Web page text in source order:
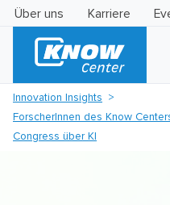
Über uns Karriere
Innovation Insights
ForscherInnen des Know
Congress über KI